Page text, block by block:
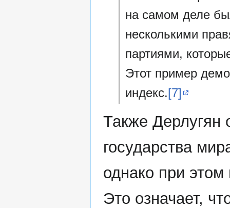
на самом деле
несколькими
партиями,
Этот пример
индекс.[7]
Также Дерлугян
государства
однако при этом
Это означает,